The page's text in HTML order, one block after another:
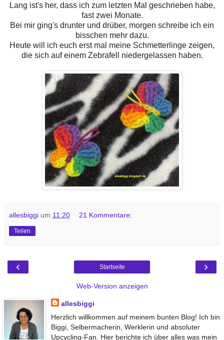
Lang ist's her, dass ich zum letzten Mal geschrieben habe,
fast zwei Monate.
Bei mir ging's drunter und drüber, morgen schreibe ich ein
bisschen mehr dazu.
Heute will ich euch erst mal meine Schmetterlinge zeigen,
die sich auf einem Zebrafell niedergelassen haben.
allesbiggi um 11:20 21 Kommentare:
Teilen
‹ ›
Startseite
Web-Version anzeigen
allesbiggi
Herzlich willkommen auf meinem bunten Blog! Ich bin
Biggi, Selbermacherin, Werklerin und absoluter
Upcycling-Fan. Hier berichte ich über alles was mein